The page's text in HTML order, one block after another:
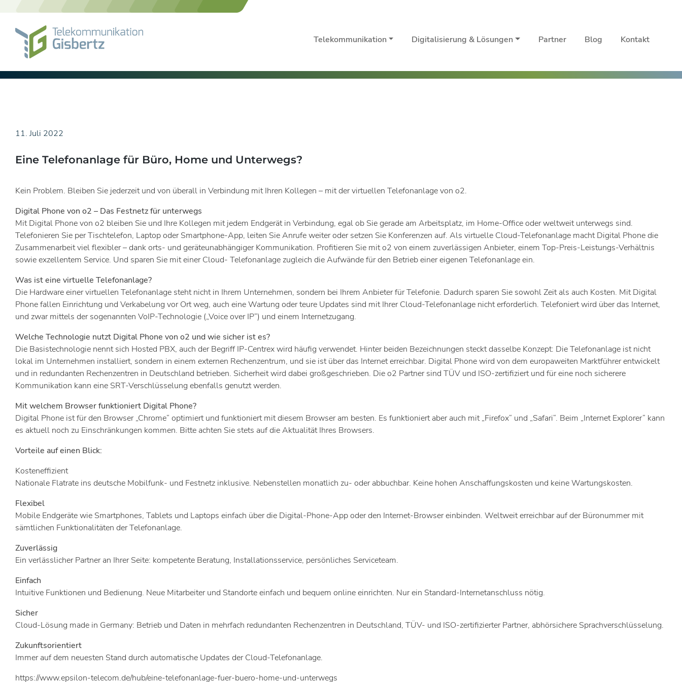
Skip
Telekommunikation Digitalisierung & Lösungen Partner Blog Kontakt
11. Juli 2022
Eine Telefonanlage für Büro, Home und Unterwegs?
Kein Problem. Bleiben Sie jederzeit und von überall in Verbindung mit Ihren Kollegen – mit der virtuellen Telefonanlage von o2.
Digital Phone von o2 – Das Festnetz für unterwegs
Mit Digital Phone von o2 bleiben Sie und Ihre Kollegen mit jedem Endgerät in Verbindung, egal ob Sie gerade am Arbeitsplatz, im Home-Office oder weltweit unterwegs sind.
Telefonieren Sie per Tischtelefon, Laptop oder Smartphone-App, leiten Sie Anrufe weiter oder setzen Sie Konferenzen auf. Als virtuelle Cloud-Telefonanlage macht Digital Phone die
Zusammenarbeit viel flexibler – dank orts- und geräteunabhängiger Kommunikation. Profitieren Sie mit o2 von einem zuverlässigen Anbieter, einem Top-Preis-Leistungs-Verhältnis
sowie exzellentem Service. Und sparen Sie mit einer Cloud- Telefonanlage zugleich die Aufwände für den Betrieb einer eigenen Telefonanlage ein.
Was ist eine virtuelle Telefonanlage?
Die Hardware einer virtuellen Telefonanlage steht nicht in Ihrem Unternehmen, sondern bei Ihrem Anbieter für Telefonie. Dadurch sparen Sie sowohl Zeit als auch Kosten. Mit Digital
Phone fallen Einrichtung und Verkabelung vor Ort weg, auch eine Wartung oder teure Updates sind mit Ihrer Cloud-Telefonanlage nicht erforderlich. Telefoniert wird über das Internet,
und zwar mittels der sogenannten VoIP-Technologie („Voice over IP“) und einem Internetzugang.
Welche Technologie nutzt Digital Phone von o2 und wie sicher ist es?
Die Basistechnologie nennt sich Hosted PBX, auch der Begriff IP-Centrex wird häufig verwendet. Hinter beiden Bezeichnungen steckt dasselbe Konzept: Die Telefonanlage ist nicht
lokal im Unternehmen installiert, sondern in einem externen Rechenzentrum, und sie ist über das Internet erreichbar. Digital Phone wird von dem europaweiten Marktführer entwickelt
und in redundanten Rechenzentren in Deutschland betrieben. Sicherheit wird dabei großgeschrieben. Die o2 Partner sind TÜV und ISO-zertifiziert und für eine noch sicherere
Kommunikation kann eine SRT-Verschlüsselung ebenfalls genutzt werden.
Mit welchem Browser funktioniert Digital Phone?
Digital Phone ist für den Browser „Chrome“ optimiert und funktioniert mit diesem Browser am besten. Es funktioniert aber auch mit „Firefox“ und „Safari“. Beim „Internet Explorer“ kann
es aktuell noch zu Einschränkungen kommen. Bitte achten Sie stets auf die Aktualität Ihres Browsers.
Vorteile auf einen Blick:
Kosteneffizient
Nationale Flatrate ins deutsche Mobilfunk- und Festnetz inklusive. Nebenstellen monatlich zu- oder abbuchbar. Keine hohen Anschaffungskosten und keine Wartungskosten.
Flexibel
Mobile Endgeräte wie Smartphones, Tablets und Laptops einfach über die Digital-Phone-App oder den Internet-Browser einbinden. Weltweit erreichbar auf der Büronummer mit
sämtlichen Funktionalitäten der Telefonanlage.
Zuverlässig
Ein verlässlicher Partner an Ihrer Seite: kompetente Beratung, Installationsservice, persönliches Serviceteam.
Einfach
Intuitive Funktionen und Bedienung. Neue Mitarbeiter und Standorte einfach und bequem online einrichten. Nur ein Standard-Internetanschluss nötig.
Sicher
Cloud-Lösung made in Germany: Betrieb und Daten in mehrfach redundanten Rechenzentren in Deutschland, TÜV- und ISO-zertifizierter Partner, abhörsichere Sprachverschlüsselung.
Zukunftsorientiert
Immer auf dem neuesten Stand durch automatische Updates der Cloud-Telefonanlage.
https://www.epsilon-telecom.de/hub/eine-telefonanlage-fuer-buero-home-und-unterwegs